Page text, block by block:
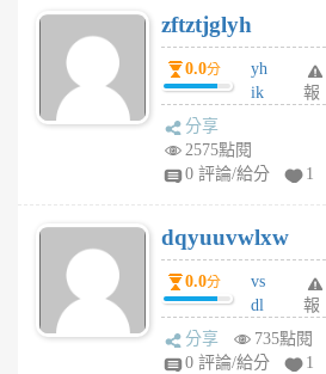
月
前
zftztjglyh
0.0分
yh
ik
tu
6
個
月
前
報
分享
2575點閱
0 評論/給分
1
dqyuuvwlxw
0.0分
vs
dl
sq
fy
報
分享
735點閱
0 評論/給分
1